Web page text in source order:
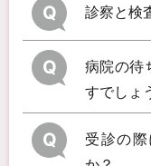
Q 診察と検
Q
病院の待
すでしょ
Q
受診の